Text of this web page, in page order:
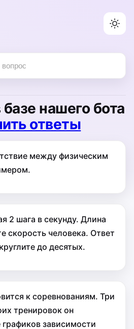
базе нашего бота
ответы
между физическим
2 шага в секунду. Длина
скорость человека. Ответ
до десятых.
к соревнованиям. Три
тренировок он
зависимости